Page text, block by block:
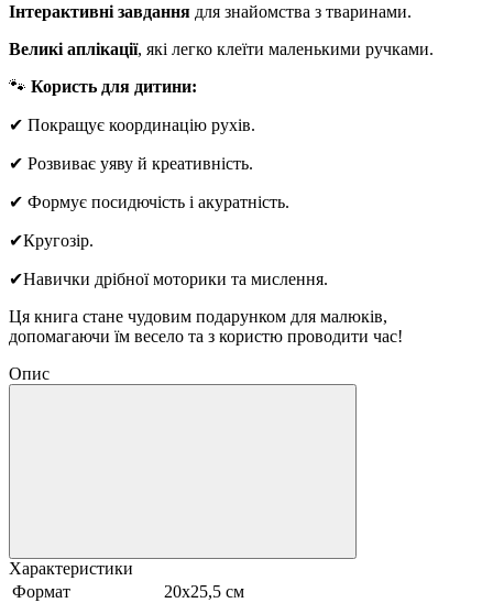
Інтерактивні завдання для знайомства з тваринами.
Великі аплікації, які легко клеїти маленькими ручками.
🐾 Користь для дитини:
✔ Покращує координацію рухів.
✔ Розвиває уяву й креативність.
✔ Формує посидючість і акуратність.
✔Кругозір.
✔Навички дрібної моторики та мислення.
Ця книга стане чудовим подарунком для малюків,
допомагаючи їм весело та з користю проводити час!
Опис
Характеристики
Формат
20х25,5 см